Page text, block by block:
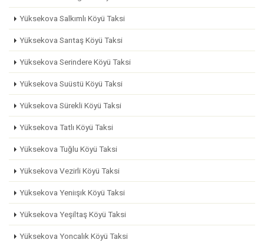
Yüksekova Salkımlı Köyü Taksi
Yüksekova Sarıtaş Köyü Taksi
Yüksekova Serindere Köyü Taksi
Yüksekova Suüstü Köyü Taksi
Yüksekova Sürekli Köyü Taksi
Yüksekova Tatlı Köyü Taksi
Yüksekova Tuğlu Köyü Taksi
Yüksekova Vezirli Köyü Taksi
Yüksekova Yeniışık Köyü Taksi
Yüksekova Yeşiltaş Köyü Taksi
Yüksekova Yoncalık Köyü Taksi